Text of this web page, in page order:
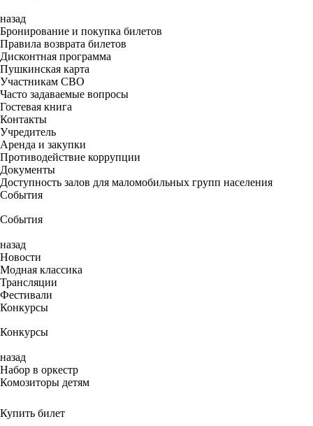
назад
Бронирование и покупка билетов
Правила возврата билетов
Дисконтная программа
Пушкинская карта
Участникам СВО
Часто задаваемые вопросы
Гостевая книга
Контакты
Учредитель
Аренда и закупки
Противодействие коррупции
Документы
Доступность залов для маломобильных групп населения
События
События
назад
Новости
Модная классика
Трансляции
Фестивали
Конкурсы
Конкурсы
назад
Набор в оркестр
Комозиторы детям
Купить билет